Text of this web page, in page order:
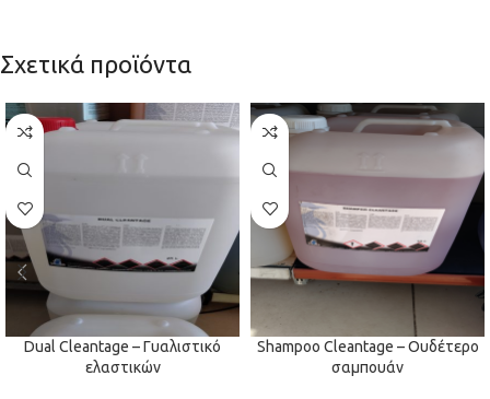
Σχετικά προϊόντα
Dual Cleantage – Γυαλιστικό
ελαστικών
Shampoo Cleantage – Ουδέτερο
σαμπουάν